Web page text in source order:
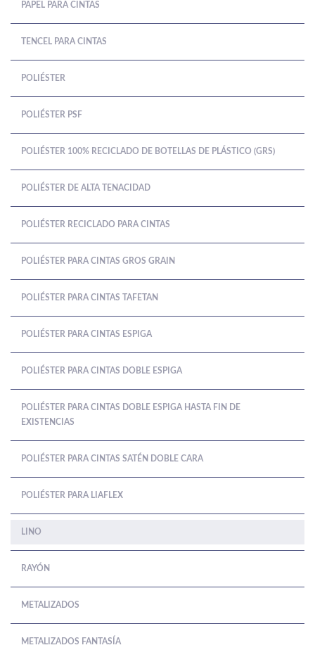
PAPEL PARA CINTAS
TENCEL PARA CINTAS
POLIÉSTER
POLIÉSTER PSF
POLIÉSTER 100% RECICLADO DE BOTELLAS DE PLÁSTICO (GRS)
POLIÉSTER DE ALTA TENACIDAD
POLIÉSTER RECICLADO PARA CINTAS
POLIÉSTER PARA CINTAS GROS GRAIN
POLIÉSTER PARA CINTAS TAFETAN
POLIÉSTER PARA CINTAS ESPIGA
POLIÉSTER PARA CINTAS DOBLE ESPIGA
POLIÉSTER PARA CINTAS DOBLE ESPIGA HASTA FIN DE
EXISTENCIAS
POLIÉSTER PARA CINTAS SATÉN DOBLE CARA
POLIÉSTER PARA LIAFLEX
LINO
RAYÓN
METALIZADOS
METALIZADOS FANTASÍA